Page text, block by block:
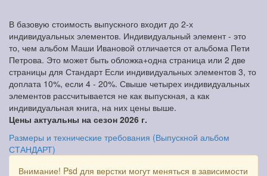
В базовую стоимость выпускного входит до 2-х
индивидуальных элементов. Индивидуальный элемент - это
то, чем альбом Маши Ивановой отличается от альбома Пети
Петрова. Это может быть обложка+одна страница или 2 две
страницы для Стандарт Если индивидуальных элементов 3, то
доплата 10%, если 4 - 20%. Свыше четырех индивидуальных
элементов рассчитывается не как выпускная, а как
индивидуальная книга, на них цены выше.
Цены актуальны на сезон 2026 г.
Размеры и технические требования (Выпускной альбом
СТАНДАРТ)
Внимание! Psd для верстки могут меняться в зависимости